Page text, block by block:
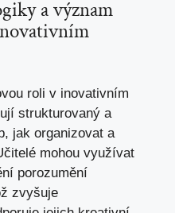
a význam
roli v inovativním
strukturovaný a
jak organizovat a
mohou využívat
porozumění
zvyšuje